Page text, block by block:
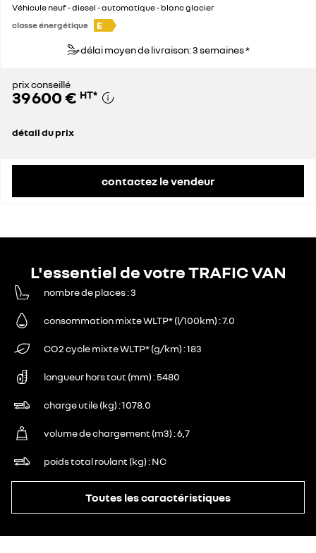
Véhicule neuf - diesel - automatique - blanc glacier
classe énergétique
E
délai moyen de livraison: 3 semaines *
prix conseillé
39 600 € HT*
détail du prix
contactez le vendeur
L'essentiel de votre TRAFIC VAN
nombre de places 3
consommation mixte WLTP* (l/100km) 7.0
CO2 cycle mixte WLTP* (g/km) 183
longueur hors tout (mm) 5480
charge utile (kg) 1078.0
volume de chargement (m3) 6,7
poids total roulant (kg) NC
Toutes les caractéristiques